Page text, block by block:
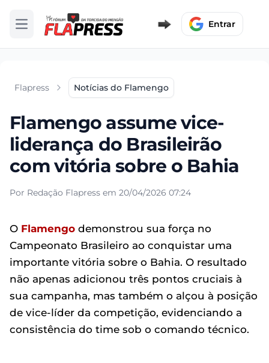
Abrir menu Entrar
Flapress Notícias do Flamengo
Flamengo assume vice-
liderança do Brasileirão
com vitória sobre o Bahia
Por Redação Flapress em 20/04/2026 07:24
O Flamengo demonstrou sua força no
Campeonato Brasileiro ao conquistar uma
importante vitória sobre o Bahia. O resultado
não apenas adicionou três pontos cruciais à
sua campanha, mas também o alçou à posição
de vice-líder da competição, evidenciando a
consistência do time sob o comando técnico.